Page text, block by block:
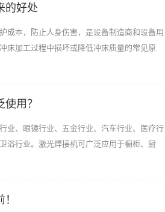
的好处
成本，防止人身伤害，是设备制造商和设备用
床加工过程中损坏或降低冲床质量的常见原
用？
业、眼镜行业、五金行业、汽车行业、医疗行
浴行业。激光焊接机可广泛应用于橱柜、厨